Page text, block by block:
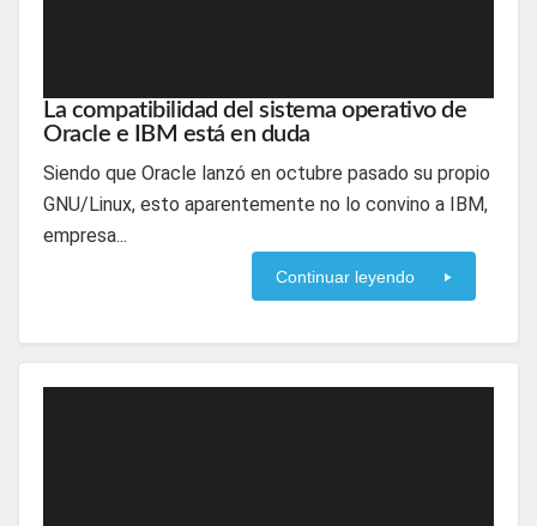
La compatibilidad del sistema operativo de
Oracle e IBM está en duda
Siendo que Oracle lanzó en octubre pasado su propio
GNU/Linux, esto aparentemente no lo convino a IBM,
empresa...
Continuar leyendo